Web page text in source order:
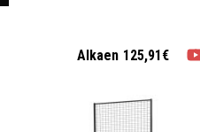
Alkaen 125,91€